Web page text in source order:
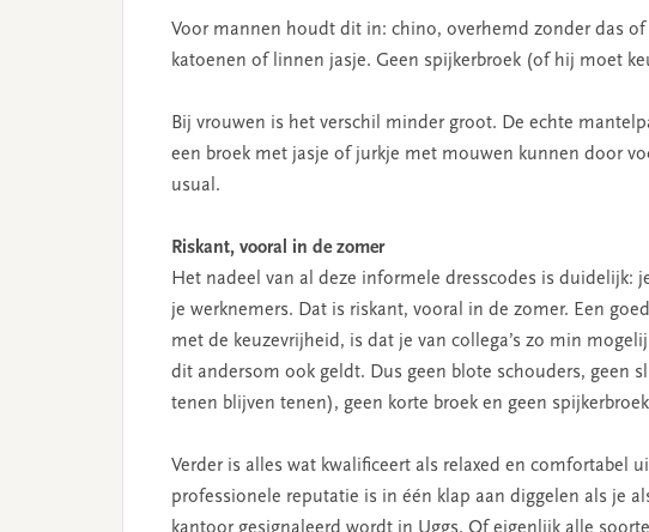
Voor mannen houdt dit in: chino, overhemd zonder das
katoenen of linnen jasje. Geen spijkerbroek (of hij moet
Bij vrouwen is het verschil minder groot. De echte
een broek met jasje of jurkje met mouwen kunnen door
usual.
Riskant, vooral in de zomer
Het nadeel van al deze informele dresscodes is duidelijk:
je werknemers. Dat is riskant, vooral in de zomer. Een
met de keuzevrijheid, is dat je van collega’s zo min
dit andersom ook geldt. Dus geen blote schouders, geen
tenen blijven tenen), geen korte broek en geen
Verder is alles wat kwalificeert als relaxed en comfortabel
professionele reputatie is in één klap aan diggelen als je